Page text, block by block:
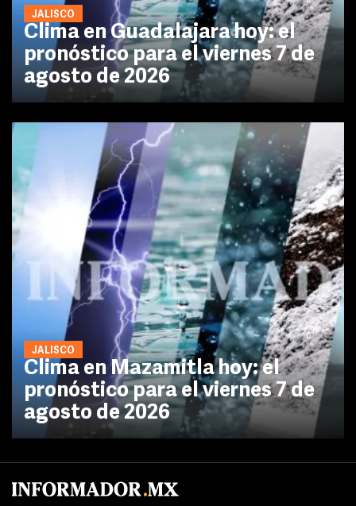
JALISCO
Clima en Guadalajara hoy: el
pronóstico para el viernes 7 de
agosto de 2026
JALISCO
Clima en Mazamitla hoy: el
pronóstico para el viernes 7 de
agosto de 2026